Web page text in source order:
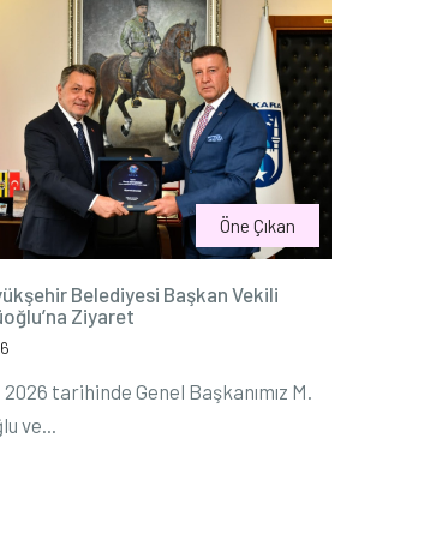
Öne Çıkan
Belediyesi Başkan Vekili
Ziyaret
tarihinde Genel Başkanımız M.
ve...